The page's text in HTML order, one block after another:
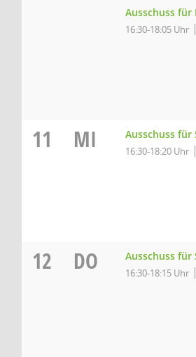
Ausschuss
16:30-18:05 Uhr
11 MI Ausschuss
16:30-18:20 Uhr
12 DO Ausschuss
16:30-18:15 Uhr